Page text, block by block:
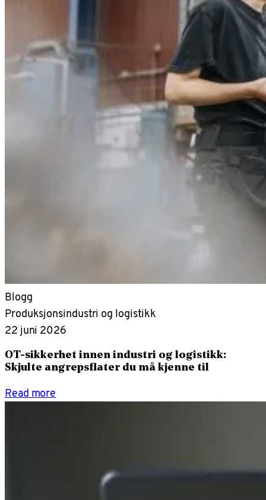
Blogg
Produksjonsindustri og logistikk
22 juni 2026
OT-sikkerhet innen industri og logistikk:
Skjulte angrepsflater du må kjenne til
Read more